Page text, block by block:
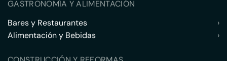
GASTRONOMÍA Y ALIMENTACIÓN
Bares y Restaurantes
›
Alimentación y Bebidas
›